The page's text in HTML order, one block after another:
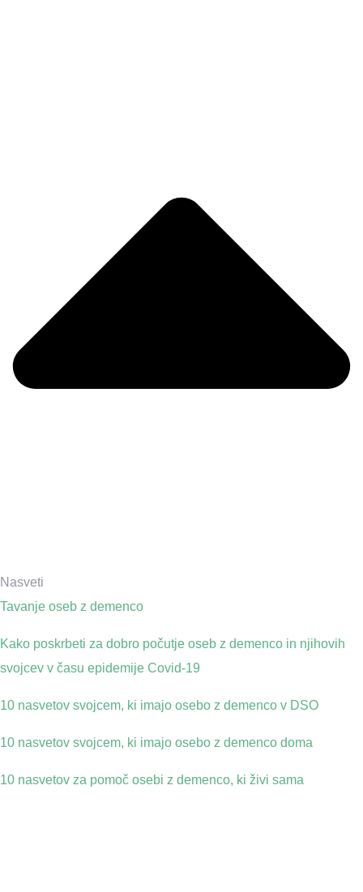
Nasveti
Tavanje oseb z demenco
Kako poskrbeti za dobro počutje oseb z demenco in njihovih
svojcev v času epidemije Covid-19
10 nasvetov svojcem, ki imajo osebo z demenco v DSO
10 nasvetov svojcem, ki imajo osebo z demenco doma
10 nasvetov za pomoč osebi z demenco, ki živi sama